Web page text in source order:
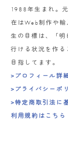
1988年生まれ。
在はWeb制作や
生の目標は、「明
行ける状況を作る
目指してます。
>プロフィール詳
>プライバシーポ
>特定商取引法に
利用規約はこちら